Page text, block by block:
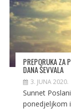
PREPORUKA ZA
DANA ŠEVVALA‏
3. JUNA 2020.
Sunnet
ponedjeljkom